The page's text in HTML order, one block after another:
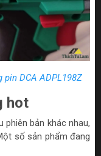
DCA ADPL198Z
hot
phiên bản khác nhau,
số sản phẩm đang